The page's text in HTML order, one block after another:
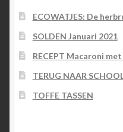
ECOWATJES: De
SOLDEN Januari 2021
RECEPT Macaroni
TERUG NAAR
TOFFE TASSEN